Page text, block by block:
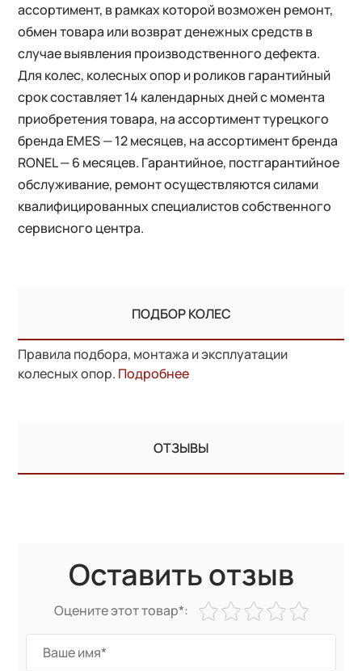
ассортимент, в рамках которой возможен ремонт,
обмен товара или возврат денежных средств в
случае выявления производственного дефекта.
Для колес, колесных опор и роликов гарантийный
срок составляет 14 календарных дней с момента
приобретения товара, на ассортимент турецкого
бренда EMES — 12 месяцев, на ассортимент бренда
RONEL — 6 месяцев. Гарантийное, постгарантийное
обслуживание, ремонт осуществляются силами
квалифицированных специалистов собственного
сервисного центра.
ПОДБОР КОЛЕС
Правила подбора, монтажа и эксплуатации
колесных опор. Подробнее
ОТЗЫВЫ
Оставить отзыв
Оцените этот товар*: